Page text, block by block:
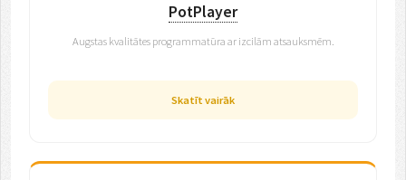
PotPlayer
Augstas kvalitātes programmatūra ar izcilām atsauksmēm.
Skatīt vairāk